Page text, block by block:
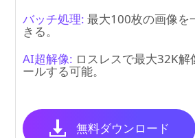
バッチ処理: 最大100枚の画像を
きる。
AI超解像: ロスレスで最大32K
ールする可能。
無料ダウンロード